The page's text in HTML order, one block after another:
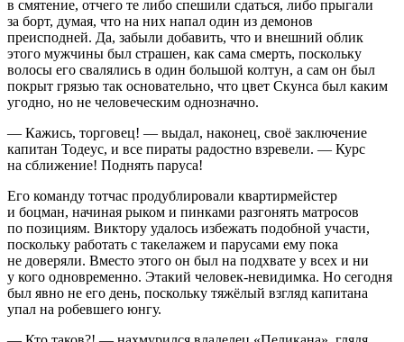
в смятение, отчего те либо спешили сдаться, либо прыгали
за борт, думая, что на них напал один из демонов
преисподней. Да, забыли добавить, что и внешний облик
этого мужчины был страшен, как сама смерть, поскольку
волосы его свалялись в один большой колтун, а сам он был
покрыт грязью так основательно, что цвет Скунса был каким
угодно, но не человеческим однозначно.
— Кажись, торговец! — выдал, наконец, своё заключение
капитан Тодеус, и все пираты радостно взревели. — Курс
на сближение! Поднять паруса!
Его команду тотчас продублировали квартирмейстер
и боцман, начиная рыком и пинками разгонять матросов
по позициям. Виктору удалось избежать подобной участи,
поскольку работать с такелажем и парусами ему пока
не доверяли. Вместо этого он был на подхвате у всех и ни
у кого одновременно. Этакий человек-невидимка. Но сегодня
был явно не его день, поскольку тяжёлый взгляд капитана
упал на робевшего юнгу.